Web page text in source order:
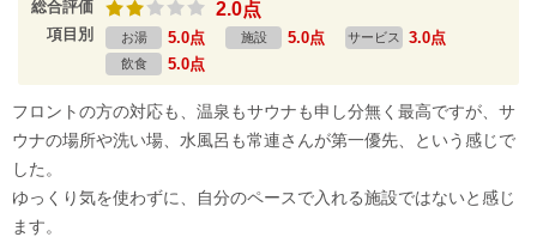
総合評価 2.0点
項目別 お湯 5.0点 施設 5.0点 サービス 3.0点
飲食 5.0点
フロントの方の対応も、温泉もサウナも申し分無く最高ですが、サ
ウナの場所や洗い場、水風呂も常連さんが第一優先、という感じで
した。
ゆっくり気を使わずに、自分のペースで入れる施設ではないと感じ
ます。